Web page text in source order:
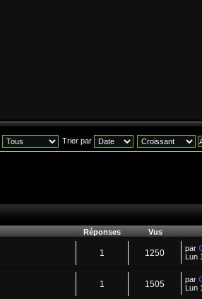
Trier par
Réponses Vus
1 1250 par
Lun
1 1505 par
Lun